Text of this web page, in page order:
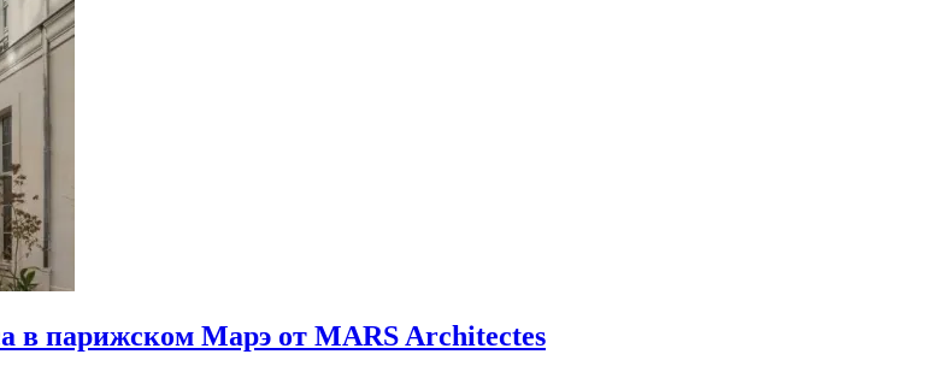
в парижском Марэ от MARS Architectes